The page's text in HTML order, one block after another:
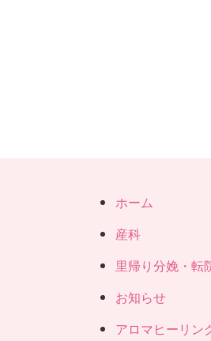
ホーム
産科
里帰り分娩・転
お知らせ
アロマヒーリン